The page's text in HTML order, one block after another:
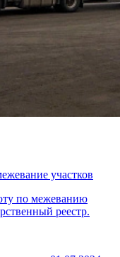
участков
по межеванию
реестр.